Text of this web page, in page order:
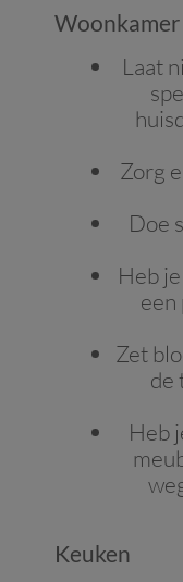
Woonkamer
Laat
Zorg
Doe
Heb
een
Zet
de
Heb
Keuken